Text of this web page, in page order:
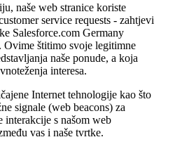
naše web stranice koriste
service requests - zahtjevi
Salesforce.com Germany
štitimo svoje legitimne
naše ponude, a koja
interesa.
Internet tehnologije kao što
signale (web beacons) za
interakcije s našom web
vas i naše tvrtke.